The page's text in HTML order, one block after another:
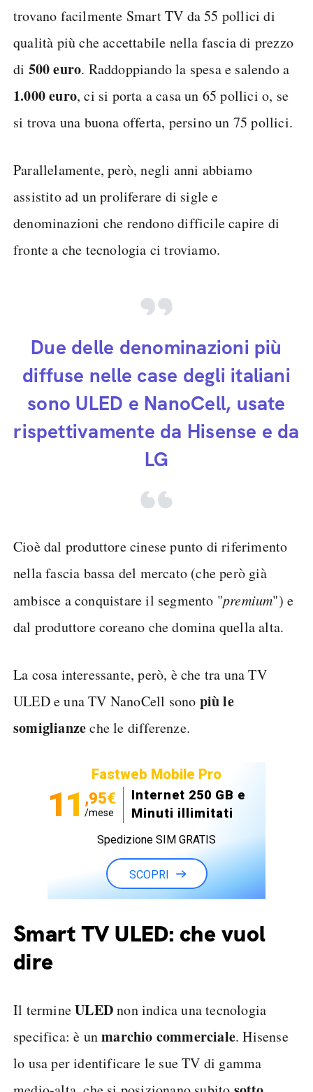
trovano facilmente Smart TV da 55 pollici di
qualità più che accettabile nella fascia di prezzo
di 500 euro. Raddoppiando la spesa e salendo a
1.000 euro, ci si porta a casa un 65 pollici o, se
si trova una buona offerta, persino un 75 pollici.
Parallelamente, però, negli anni abbiamo
assistito ad un proliferare di sigle e
denominazioni che rendono difficile capire di
fronte a che tecnologia ci troviamo.
Due delle denominazioni più
diffuse nelle case degli italiani
sono ULED e NanoCell, usate
rispettivamente da Hisense e da
LG
Cioè dal produttore cinese punto di riferimento
nella fascia bassa del mercato (che però già
ambisce a conquistare il segmento "premium") e
dal produttore coreano che domina quella alta.
La cosa interessante, però, è che tra una TV
ULED e una TV NanoCell sono più le
somiglianzeche le differenze.
Fastweb Mobile Pro
11 ,95€
/mese
Internet 250 GB e
Minuti illimitati
Spedizione SIM GRATIS
SCOPRI
Smart TV ULED: che vuol
dire
Il termineULEDnon indica una tecnologia
specifica: è unmarchio commerciale. Hisense
lo usa per identificare le sue TV di gamma